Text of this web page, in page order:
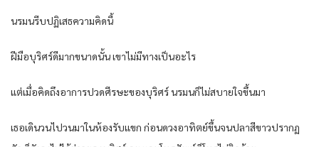
นรมนรีบปฏิเสธความคิดนี้
ฝีมือบุริศร์ดีมากขนาดนั้น เขาไม่มีทางเป็นอะไร
แต่เมื่อคิดถึงอาการปวดศีรษะของบุริศร์ นรมนก็ไม่สบายใจขึ้นมา
เธอเดินวนไปวนมาในห้องรับแขก ก่อนดวงอาทิตย์ขึ้นจนปลาสีขาวปรากฏ